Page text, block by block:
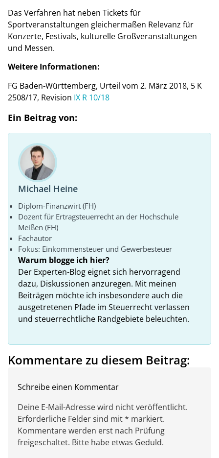
Das Verfahren hat neben Tickets für
Sportveranstaltungen gleichermaßen Relevanz für
Konzerte, Festivals, kulturelle Großveranstaltungen
und Messen.
Weitere Informationen:
FG Baden-Württemberg, Urteil vom 2. März 2018, 5 K
2508/17, Revision IX R 10/18
Ein Beitrag von:
Michael Heine
Diplom-Finanzwirt (FH)
Dozent für Ertragsteuerrecht an der Hochschule
Meißen (FH)
Fachautor
Fokus: Einkommensteuer und Gewerbesteuer
Warum blogge ich hier?
Der Experten-Blog eignet sich hervorragend
dazu, Diskussionen anzuregen. Mit meinen
Beiträgen möchte ich insbesondere auch die
ausgetretenen Pfade im Steuerrecht verlassen
und steuerrechtliche Randgebiete beleuchten.
Kommentare zu diesem Beitrag:
Schreibe einen Kommentar
Deine E-Mail-Adresse wird nicht veröffentlicht.
Erforderliche Felder sind mit * markiert.
Kommentare werden erst nach Prüfung
freigeschaltet. Bitte habe etwas Geduld.